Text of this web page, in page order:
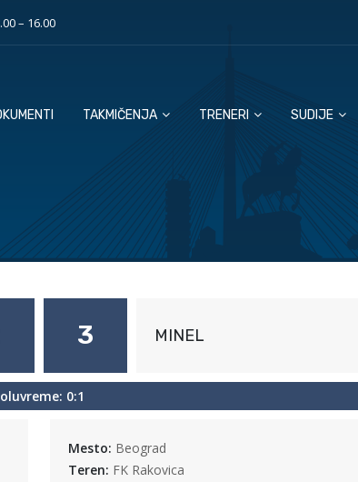
– 16.00
TAKMIČENJA TRENERI SUDIJE
3 MINEL
0:1
Mesto: Beograd
Teren: FK Rakovica